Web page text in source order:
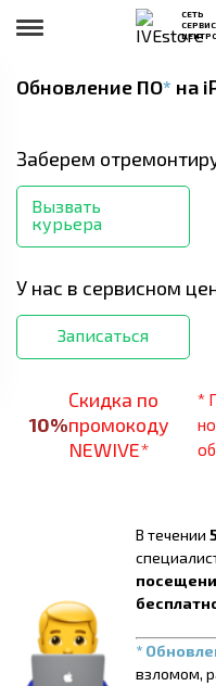
СЕТЬ
Обновление ПО* на
Заберем
Вызвать
курьера
У нас в сервисном
Записаться
10%
Скидка по
промокоду
NEWIVE*
*
В течении
*
взломом,